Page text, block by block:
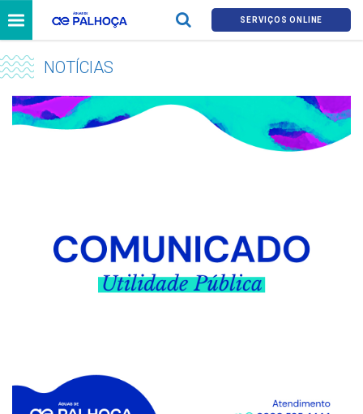
SERVIÇOS ONLINE
NOTÍCIAS